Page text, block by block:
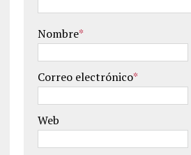
Nombre*
Correo electrónico*
Web